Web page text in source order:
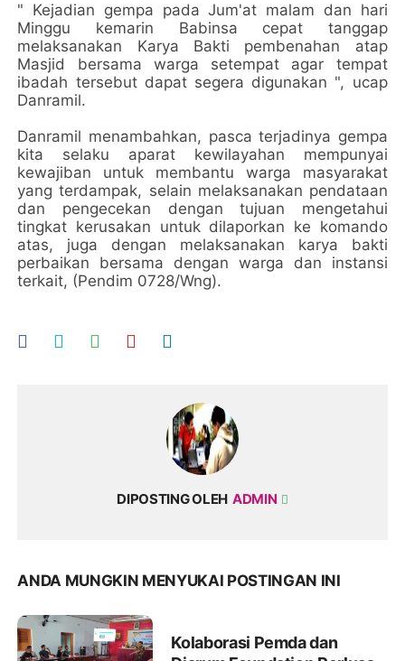
" Kejadian gempa pada Jum'at malam dan hari
Minggu kemarin Babinsa cepat tanggap
melaksanakan Karya Bakti pembenahan atap
Masjid bersama warga setempat agar tempat
ibadah tersebut dapat segera digunakan ", ucap
Danramil.
Danramil menambahkan, pasca terjadinya gempa
kita selaku aparat kewilayahan mempunyai
kewajiban untuk membantu warga masyarakat
yang terdampak, selain melaksanakan pendataan
dan pengecekan dengan tujuan mengetahui
tingkat kerusakan untuk dilaporkan ke komando
atas, juga dengan melaksanakan karya bakti
perbaikan bersama dengan warga dan instansi
terkait, (Pendim 0728/Wng).
DIPOSTING OLEH ADMIN
ANDA MUNGKIN MENYUKAI POSTINGAN INI
Kolaborasi Pemda dan